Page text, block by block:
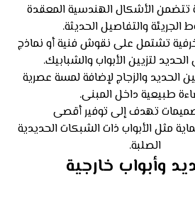
تتضمن الأشكال الهندسية المعقدة
الجريئة والتفاصيل الحديثة.
تشتمل على نقوش فنية أو نماذج
لتزيين الأبواب والشبابيك.
الحديد والزجاج لإضافة لمسة عصرية
طبيعية داخل المبنى.
تهدف إلى توفير أقصى
مثل الأبواب ذات الشبكات الحديدية
الصلبة.
وأبواب خارجية